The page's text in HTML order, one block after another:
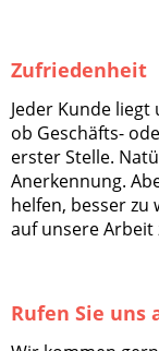
Zufriedenheit
Jeder Kunde liegt
ob Geschäfts-
erster Stelle.
Anerkennung.
helfen, besser
auf unsere Arbeit
Rufen Sie uns